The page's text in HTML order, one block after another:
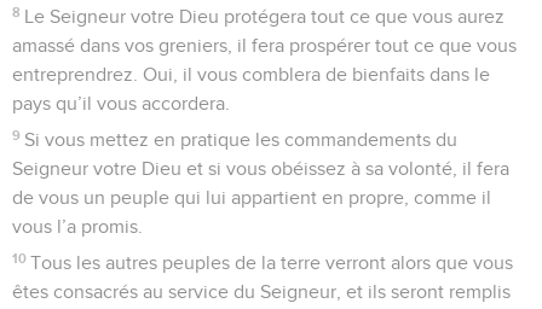
8 Le Seigneur votre Dieu protégera tout ce que vous aurez
amassé dans vos greniers, il fera prospérer tout ce que vous
entreprendrez. Oui, il vous comblera de bienfaits dans le
pays qu’il vous accordera.
9 Si vous mettez en pratique les commandements du
Seigneur votre Dieu et si vous obéissez à sa volonté, il fera
de vous un peuple qui lui appartient en propre, comme il
vous l’a promis.
10 Tous les autres peuples de la terre verront alors que vous
êtes consacrés au service du Seigneur, et ils seront remplis